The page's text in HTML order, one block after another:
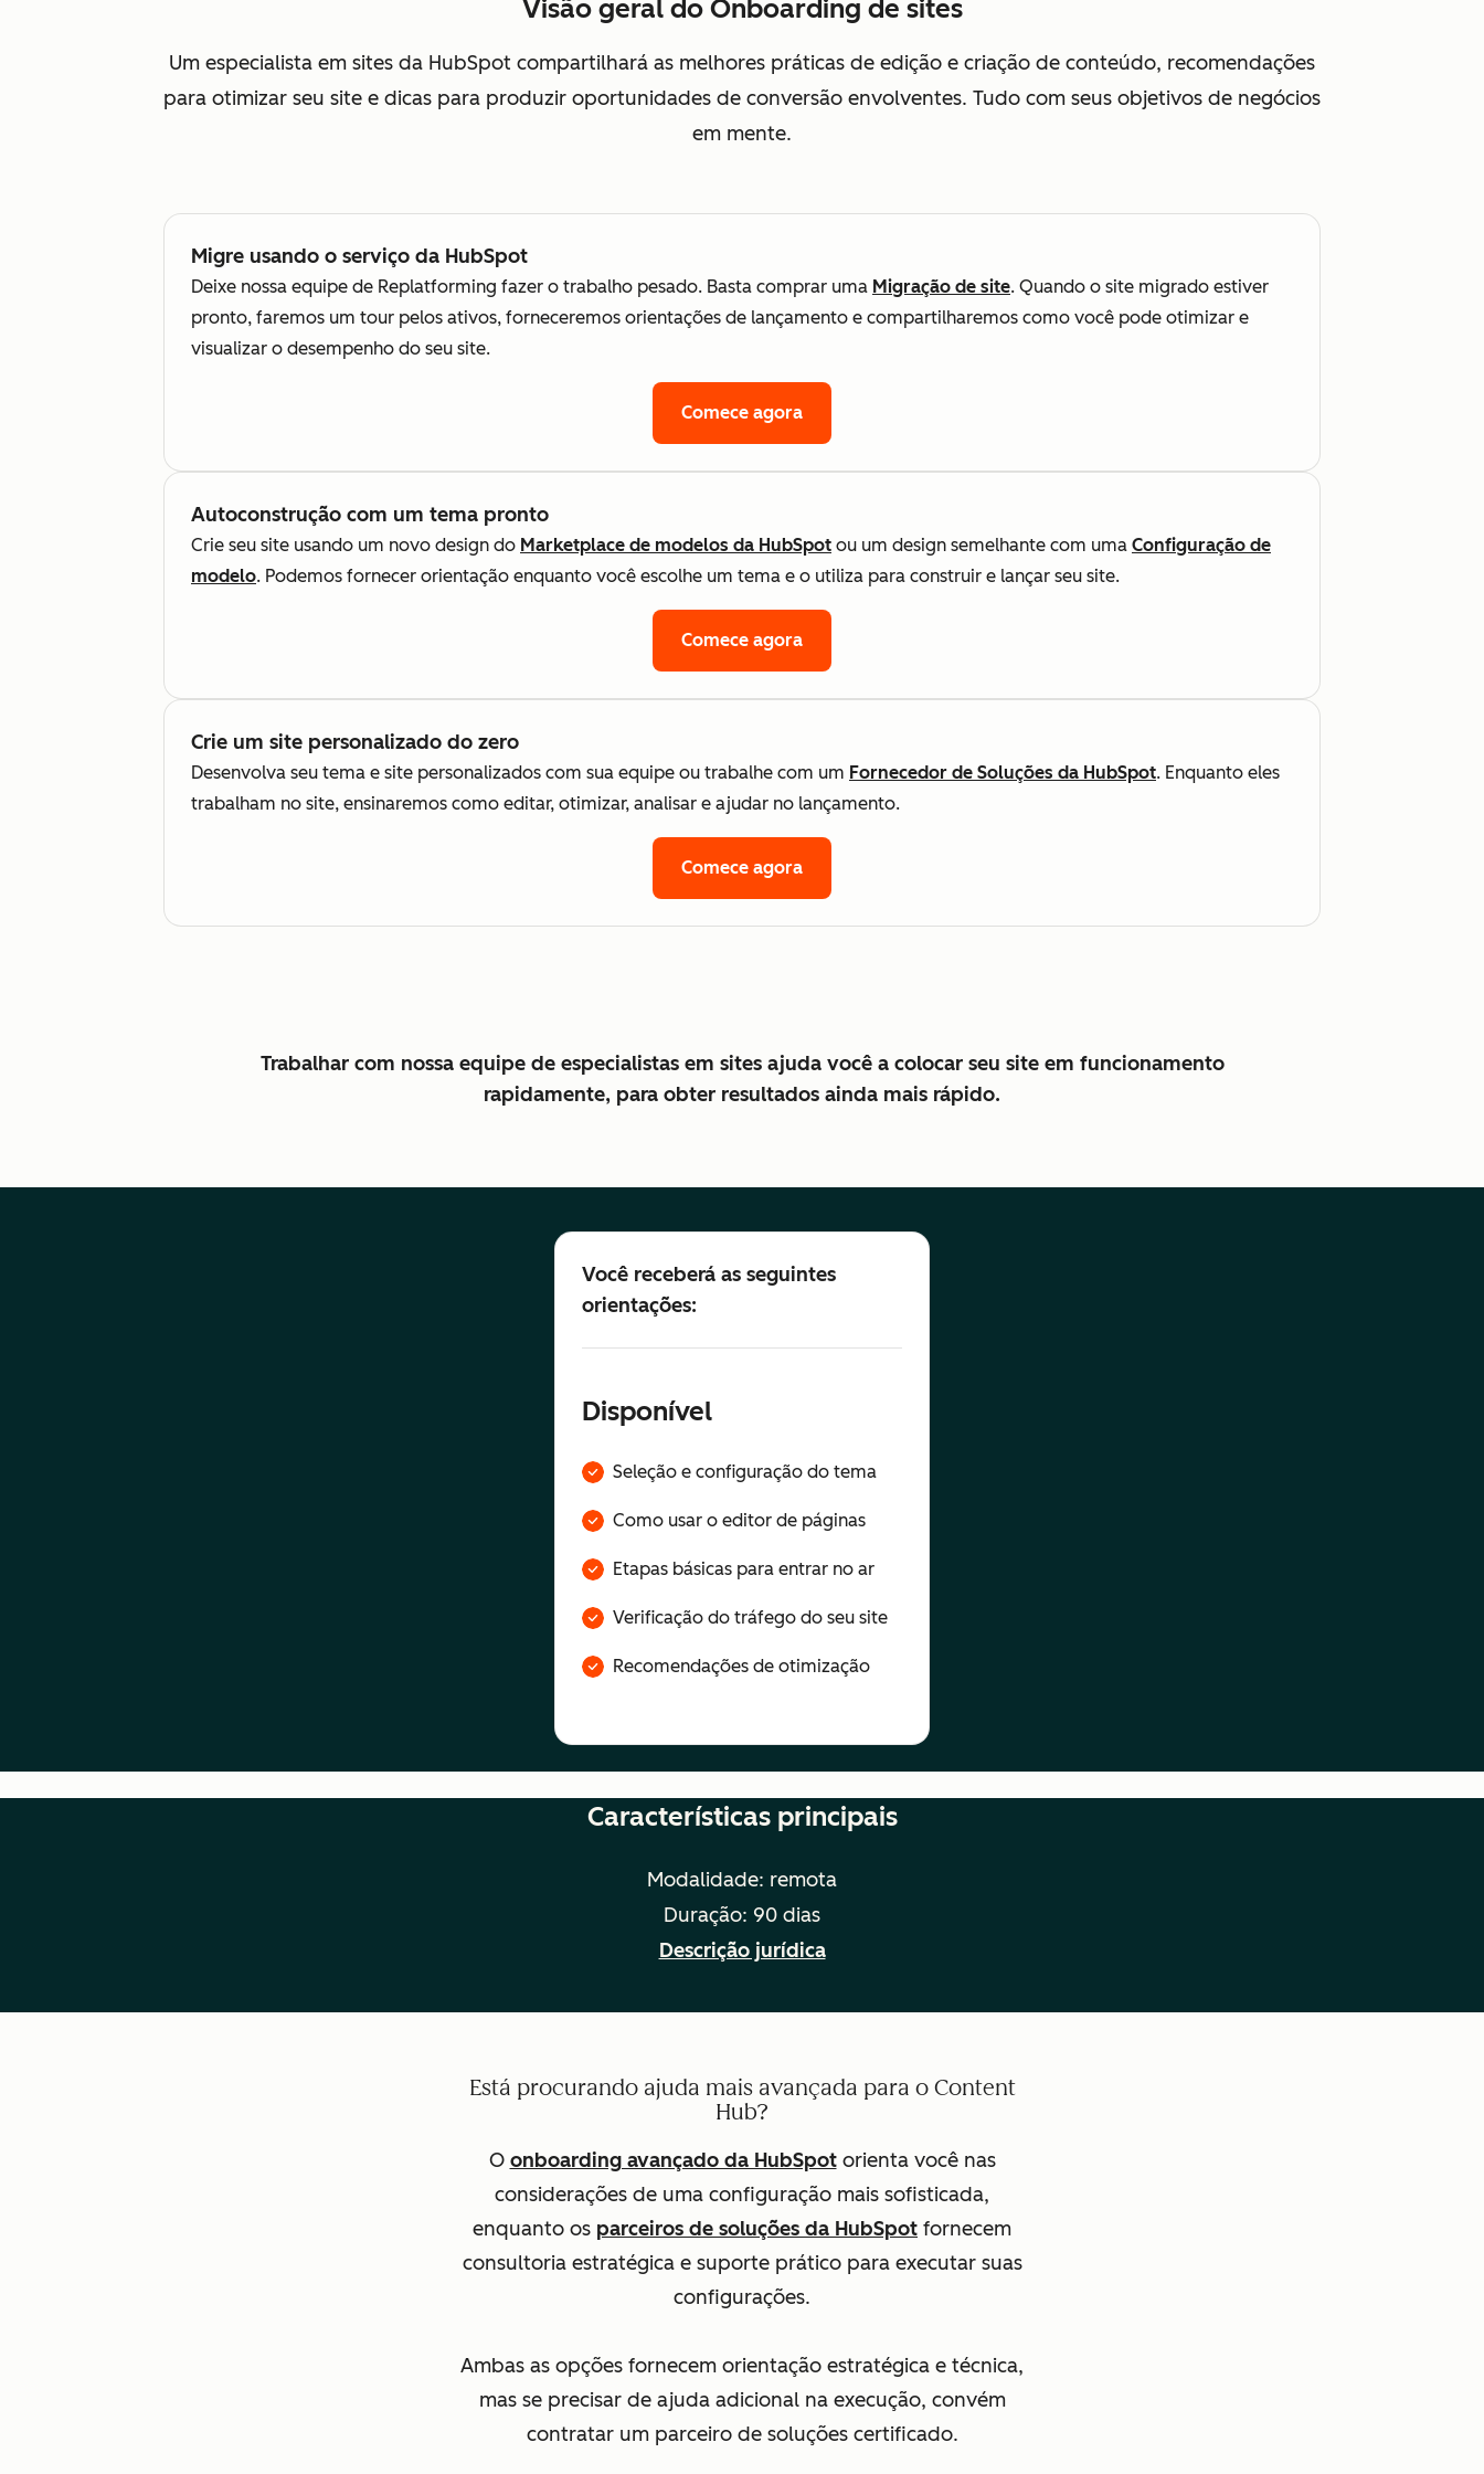
Visão geral do Onboarding de sites
Um especialista em sites da HubSpot compartilhará as melhores práticas de edição e criação de conteúdo, recomendações
para otimizar seu site e dicas para produzir oportunidades de conversão envolventes. Tudo com seus objetivos de negócios
em mente.
Migre usando o serviço da HubSpot
Deixe nossa equipe de Replatforming fazer o trabalho pesado. Basta comprar uma Migração de site. Quando o site migrado estiver
pronto, faremos um tour pelos ativos, forneceremos orientações de lançamento e compartilharemos como você pode otimizar e
visualizar o desempenho do seu site.
Comece agora
Autoconstrução com um tema pronto
Crie seu site usando um novo design do Marketplace de modelos da HubSpot ou um design semelhante com uma Configuração de
modelo. Podemos fornecer orientação enquanto você escolhe um tema e o utiliza para construir e lançar seu site.
Comece agora
Crie um site personalizado do zero
Desenvolva seu tema e site personalizados com sua equipe ou trabalhe com um Fornecedor de Soluções da HubSpot. Enquanto eles
trabalham no site, ensinaremos como editar, otimizar, analisar e ajudar no lançamento.
Comece agora
Trabalhar com nossa equipe de especialistas em sites ajuda você a colocar seu site em funcionamento
rapidamente, para obter resultados ainda mais rápido.
Você receberá as seguintes
orientações:
Disponível
Seleção e configuração do tema
Como usar o editor de páginas
Etapas básicas para entrar no ar
Verificação do tráfego do seu site
Recomendações de otimização
Características principais
Modalidade: remota
Duração: 90 dias
Descrição jurídica
Está procurando ajuda mais avançada para o Content
Hub?
O onboarding avançado da HubSpotorienta você nas
considerações de uma configuração mais sofisticada,
enquanto os parceiros de soluções da HubSpot fornecem
consultoria estratégica e suporte prático para executar suas
configurações.
Ambas as opções fornecem orientação estratégica e técnica,
mas se precisar de ajuda adicional na execução, convém
contratar um parceiro de soluções certificado.